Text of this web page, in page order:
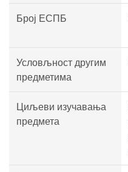
Број ЕСПБ
Условљност другим
предметима
Циљеви изучавања
предмета